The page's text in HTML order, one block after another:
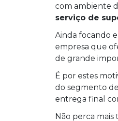
com ambiente
serviço de
Ainda focando
empresa que
de grande
É por estes
do segmento
entrega final
Não perca